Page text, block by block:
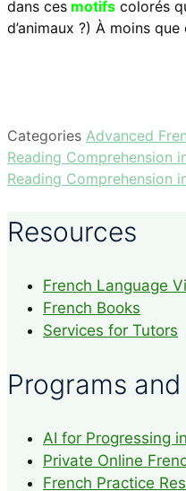
dans ces motifs colorés
d’animaux ?) À moins
Categories Advanced
Reading Comprehension
Reading Comprehension
Resources
French Language
French Books
Services for Tutors
Programs
AI for Progressing
Private Online
French Practice